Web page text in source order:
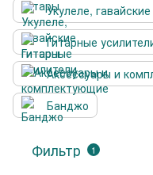
Укулеле,
Гитарные
Аксессуары и
Банджо
Фильтр 1